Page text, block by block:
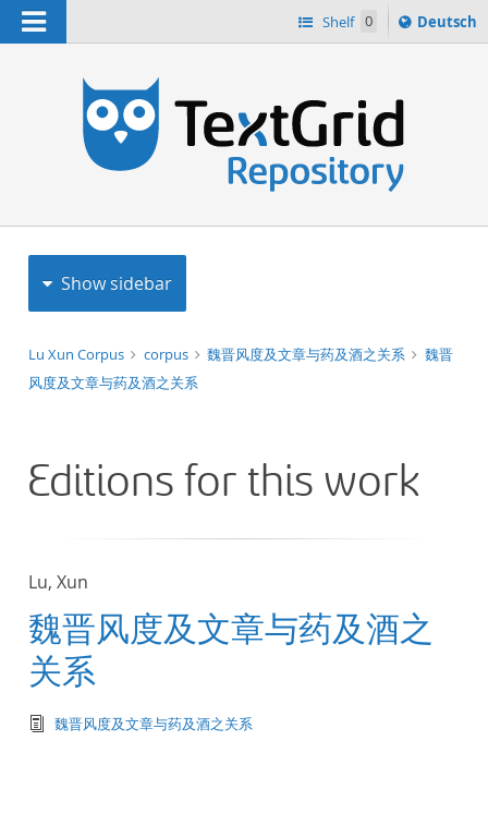
Navigation Shelf 0
Sprache
ï¿½ndern
Deutsch
Show sidebar
Lu Xun Corpus corpus 魏晋风度及文章与药及酒之关系
魏晋
风度及文章与药及酒之关系
Editions for this work
Lu, Xun
魏晋风度及文章与药及酒之
关系
text/tg.edition+tg.aggregation+xml
魏晋风度及文章与药及酒之关系